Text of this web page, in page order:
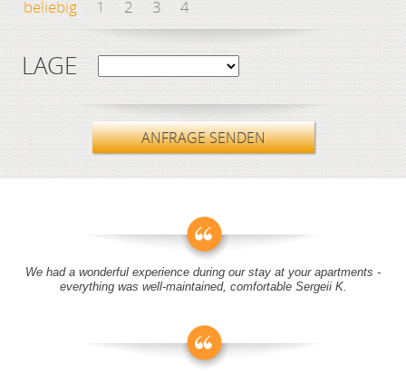
beliebig 1 2 3 4
LAGE
ANFRAGE SENDEN
We had a wonderful experience during our stay at your apartments -
everything was well-maintained, comfortable Sergeii K.